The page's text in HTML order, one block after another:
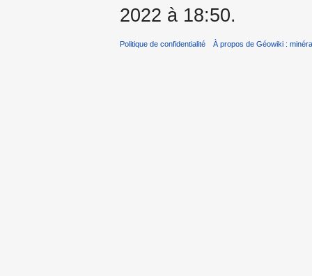
2022 à 18:50.
Politique de confidentialité À propos de Géowiki :